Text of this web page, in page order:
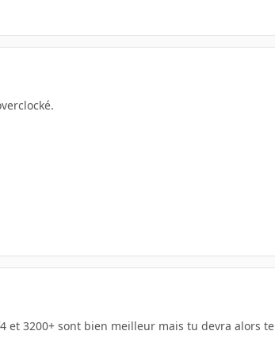
3200+ sont bien meilleur mais tu devra alors